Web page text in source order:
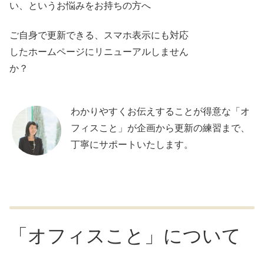
い、というお悩みをお持ちの方へ
ご自身で更新できる、スマホ表示にも対応
したホームページにリニューアルしません
か？
わかりやすくお伝えすることが得意な「オ
フィスこと」が企画から更新の練習まで、
丁寧にサポートいたします。
「オフィスこと」について